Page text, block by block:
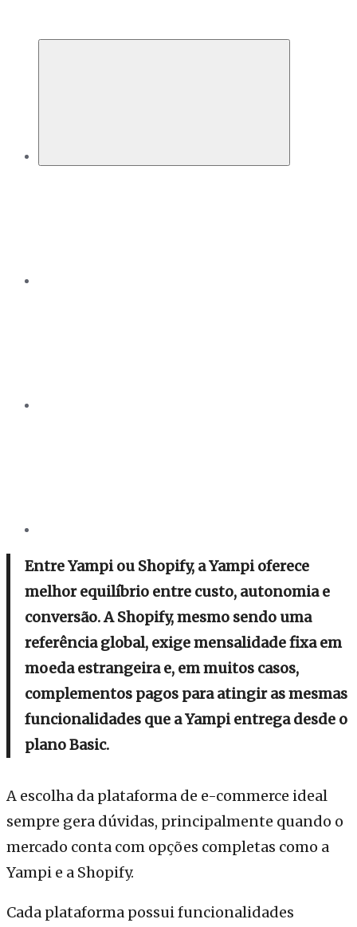
Entre Yampi ou Shopify, a Yampi oferece
melhor equilíbrio entre custo, autonomia e
conversão. A Shopify, mesmo sendo uma
referência global, exige mensalidade fixa em
moeda estrangeira e, em muitos casos,
complementos pagos para atingir as mesmas
funcionalidades que a Yampi entrega desde o
plano Basic.
A escolha da plataforma de e-commerce ideal
sempre gera dúvidas, principalmente quando o
mercado conta com opções completas como a
Yampi e a Shopify.
Cada plataforma possui funcionalidades